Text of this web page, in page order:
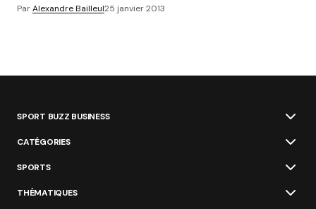
ParAlexandre Bailleul25 janvier 2013
SPORT BUZZ BUSINESS
CATÉGORIES
SPORTS
THÉMATIQUES